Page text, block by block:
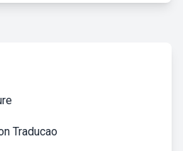
Traducao